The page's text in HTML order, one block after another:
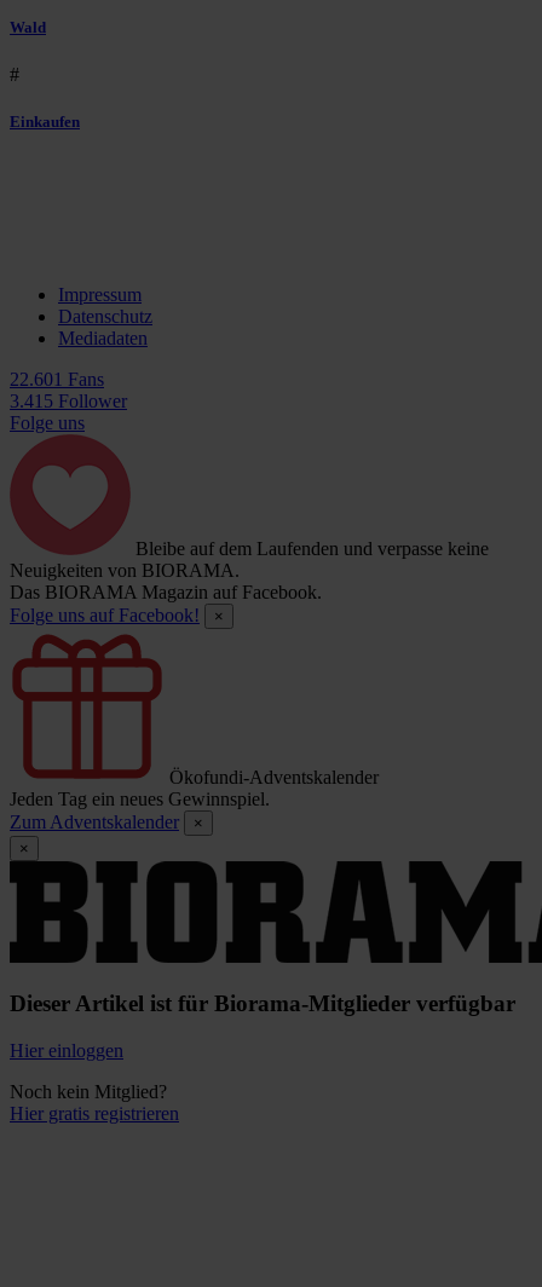
Wald
#
Einkaufen
Impressum
Datenschutz
Mediadaten
22.601 Fans
3.415 Follower
Folge uns
Bleibe auf dem Laufenden und verpasse keine
Neuigkeiten von BIORAMA.
Das BIORAMA Magazin auf Facebook.
Folge uns auf Facebook!
×
Ökofundi-Adventskalender
Jeden Tag ein neues Gewinnspiel.
Zum Adventskalender
×
×
Dieser Artikel ist für Biorama-Mitglieder verfügbar
Hier einloggen
Noch kein Mitglied?
Hier gratis registrieren